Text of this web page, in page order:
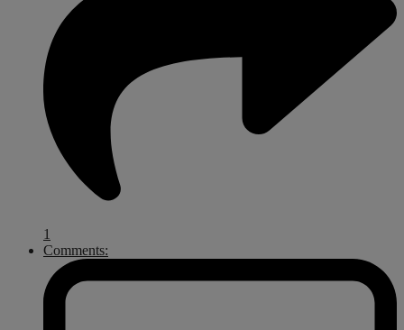
1
Comments: